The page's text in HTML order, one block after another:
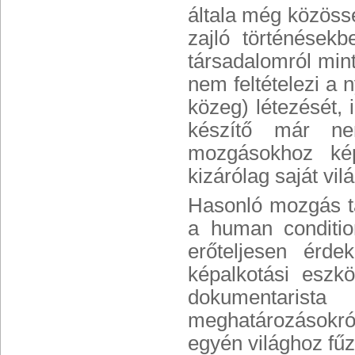
általa még
zajló
társadalomról
nem feltételezi a
közeg) létezését,
készítő már
mozgásokhoz
kizárólag saját
Hasonló mozgás
a human
erőteljesen
képalkotási
egyén világhoz